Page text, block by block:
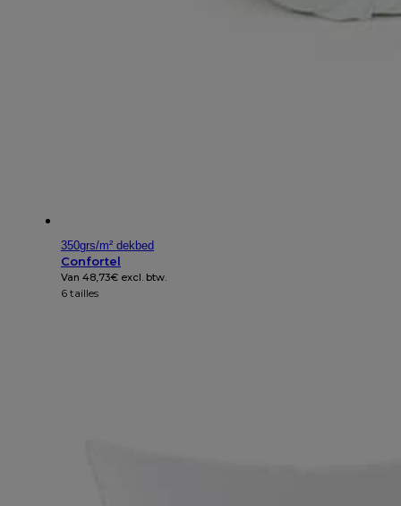
350grs/m² dekbed
Confortel
Van 48,73€ excl. btw.
6 tailles